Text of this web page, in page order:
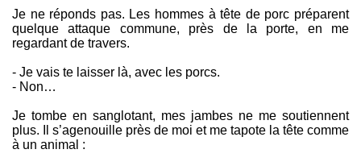
Je ne réponds pas. Les hommes à tête de porc préparent
quelque attaque commune, près de la porte, en me
regardant de travers.
- Je vais te laisser là, avec les porcs.
- Non…
Je tombe en sanglotant, mes jambes ne me soutiennent
plus. Il s’agenouille près de moi et me tapote la tête comme
à un animal :